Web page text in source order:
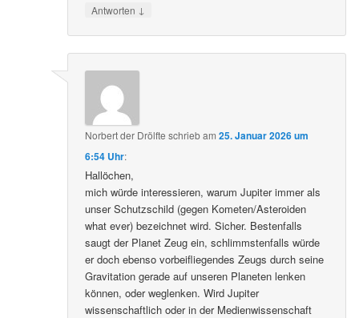
Antworten ↓
Norbert der Drölfte schriebam25. Januar 2026 um
6:54 Uhr:
Hallöchen,
mich würde interessieren, warum Jupiter immer als
unser Schutzschild (gegen Kometen/Asteroiden
what ever) bezeichnet wird. Sicher. Bestenfalls
saugt der Planet Zeug ein, schlimmstenfalls würde
er doch ebenso vorbeifliegendes Zeugs durch seine
Gravitation gerade auf unseren Planeten lenken
können, oder weglenken. Wird Jupiter
wissenschaftlich oder in der Medienwissenschaft